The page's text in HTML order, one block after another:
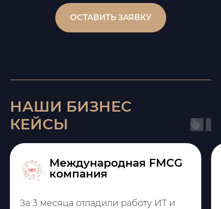
ОСТАВИТЬ ЗАЯВКУ
НАШИ БИЗНЕС
КЕЙСЫ
Международная FMCG
компания
За 3 месяца отладили работу ИТ и